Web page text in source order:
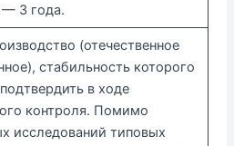
— 3 года.
(отечественное
стабильность которого
в ходе
контроля. Помимо
исследований типовых